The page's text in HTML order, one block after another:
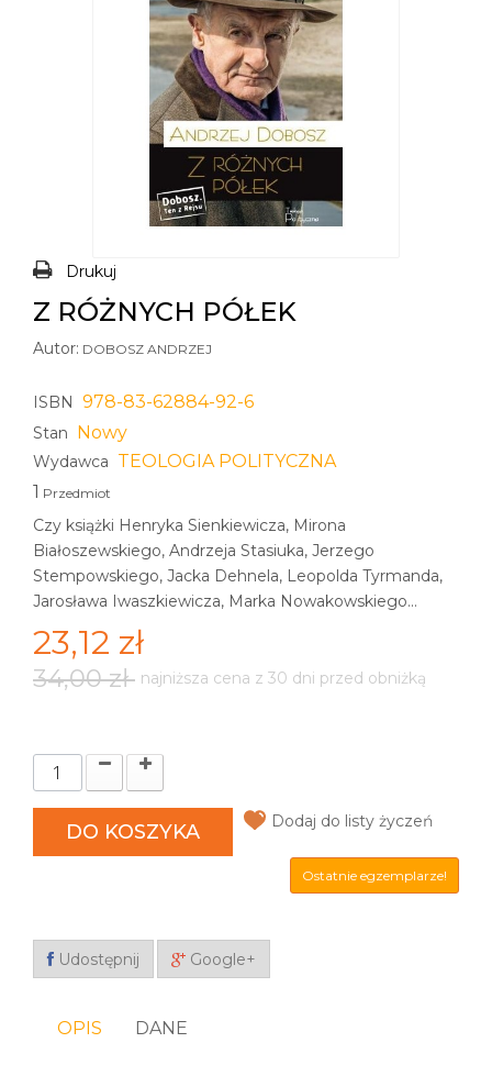
Drukuj
Z RÓŻNYCH PÓŁEK
Autor: DOBOSZ ANDRZEJ
ISBN 978-83-62884-92-6
Stan Nowy
Wydawca TEOLOGIA POLITYCZNA
1 Przedmiot
Czy książki Henryka Sienkiewicza, Mirona
Białoszewskiego, Andrzeja Stasiuka, Jerzego
Stempowskiego, Jacka Dehnela, Leopolda Tyrmanda,
Jarosława Iwaszkiewicza, Marka Nowakowskiego...
23,12 zł
34,00 zł najniższa cena z 30 dni przed obniżką
DO KOSZYKA Dodaj do listy życzeń
Ostatnie egzemplarze!
Udostępnij Google+
OPIS DANE